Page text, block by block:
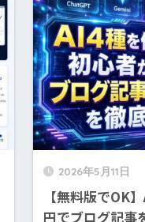
2026年5月11日
【無料版でOK
円でブログ記事